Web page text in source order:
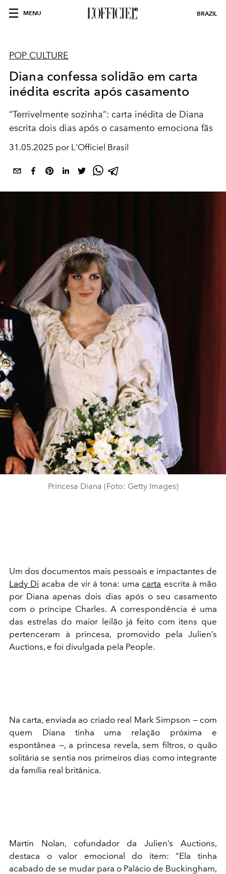
MENU BRAZIL
POP CULTURE
Diana confessa solidão em carta
inédita escrita após casamento
“Terrivelmente sozinha”: carta inédita de Diana
escrita dois dias após o casamento emociona fãs
31.05.2025 por L'Officiel Brasil
Princesa Diana (Foto: Getty Images)
Um dos documentos mais pessoais e impactantes de
Lady Di acaba de vir à tona: uma carta escrita à mão
por Diana apenas dois dias após o seu casamento
com o príncipe Charles. A correspondência é uma
das estrelas do maior leilão já feito com itens que
pertenceram à princesa, promovido pela Julien’s
Auctions, e foi divulgada pela People.
Na carta, enviada ao criado real Mark Simpson — com
quem Diana tinha uma relação próxima e
espontânea —, a princesa revela, sem filtros, o quão
solitária se sentia nos primeiros dias como integrante
da família real britânica.
Martin Nolan, cofundador da Julien’s Auctions,
destaca o valor emocional do item: “Ela tinha
acabado de se mudar para o Palácio de Buckingham,